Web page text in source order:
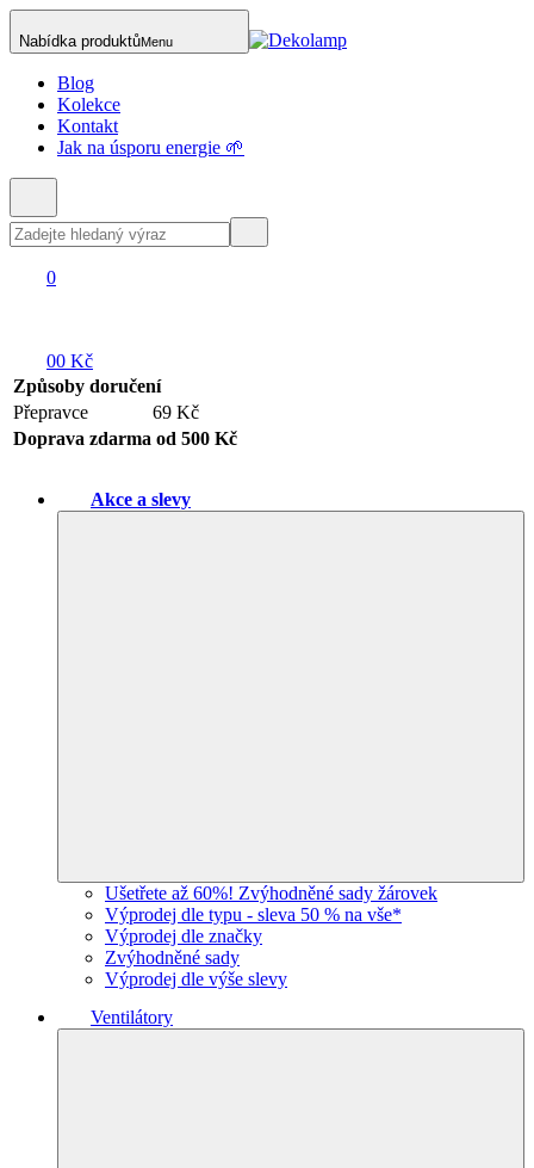
Nabídka produktůMenu
Blog
Kolekce
Kontakt
Jak na úsporu energie 🌱
0
00 Kč
Způsoby doručení
Přepravce
69 Kč
Doprava zdarma od 500 Kč
Akce a slevy
Ušetřete až 60%! Zvýhodněné sady žárovek
Výprodej dle typu - sleva 50 % na vše*
Výprodej dle značky
Zvýhodněné sady
Výprodej dle výše slevy
Ventilátory